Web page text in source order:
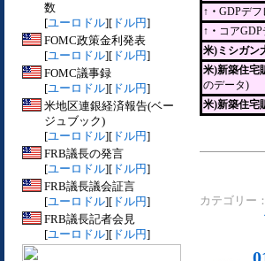
数
[ユーロドル][ ドル円]
FOMC政策金利発表
[ユーロドル][ ドル円]
FOMC議事録
[ユーロドル][ ドル円]
米地区連銀経済報告(ベー
ジュブック)
[ユーロドル][ ドル円]
FRB議長の発言
[ユーロドル][ ドル円]
FRB議長議会証言
[ユーロドル][ ドル円]
FRB議長記者会見
[ユーロドル][ ドル円]
↑・ GDPデフ
↑・ コアGDP
米)ミシガン
米)新築住宅
のデータ)
米)新築住宅
カテゴリー：